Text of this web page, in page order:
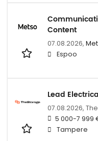
Content
07.08.2026,
Espoo
Lead
07.08.2026,
5 000-7 999
Tampere